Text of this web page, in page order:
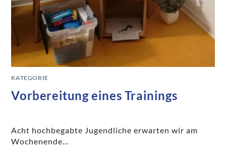
KATEGORIE
Vorbereitung eines Trainings
Acht hochbegabte Jugendliche erwarten wir am
Wochenende...